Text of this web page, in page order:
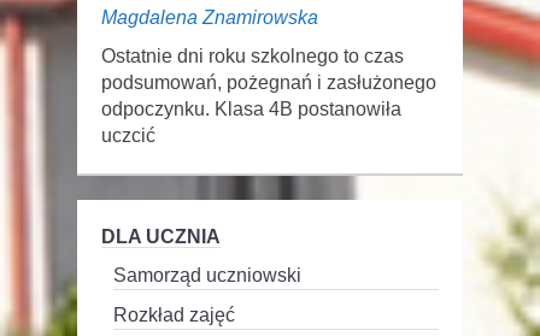
Magdalena Znamirowska
Ostatnie dni roku szkolnego to czas
podsumowań, pożegnań i zasłużonego
odpoczynku. Klasa 4B postanowiła
uczcić
DLA UCZNIA
Samorząd uczniowski
Rozkład zajęć